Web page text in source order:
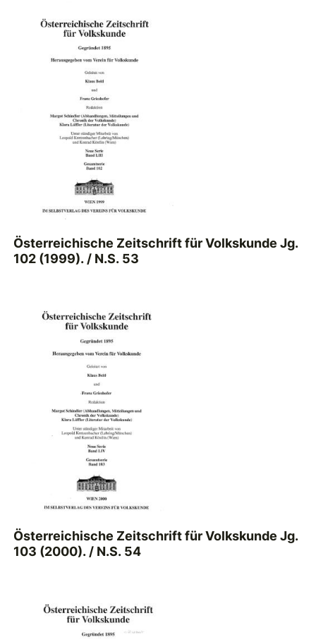
Österreichische Zeitschrift für Volkskunde Jg.
102 (1999). / N.S. 53
Österreichische Zeitschrift für Volkskunde Jg.
103 (2000). / N.S. 54